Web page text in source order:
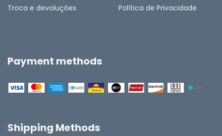
Troca e devoluções Política de Privacidade
Payment methods
Shipping Methods